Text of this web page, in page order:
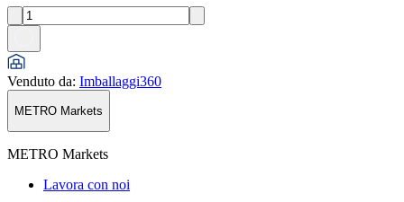
Venduto da: Imballaggi360
METRO Markets
METRO Markets
Lavora con noi